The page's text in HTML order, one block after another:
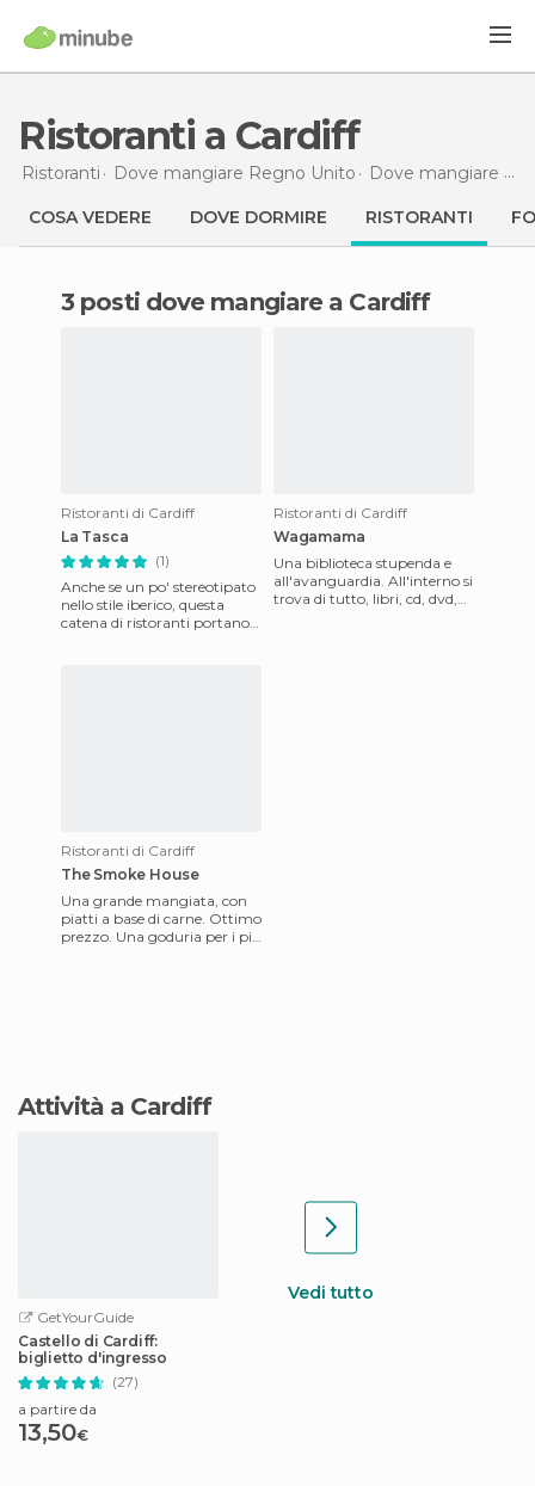
Ristoranti a Cardiff
Ristoranti Dove mangiare Regno Unito Dove mangiare Galles
COSA VEDERE DOVE DORMIRE RISTORANTI
3 posti dove mangiare a Cardiff
Ristoranti di Cardiff
La Tasca
(1)
Anche se un po' stereotipato
nello stile iberico, questa
catena di ristoranti portano
Ristoranti di Cardiff
Wagamama
Una biblioteca stupenda e
all'avanguardia. All'interno si
trova di tutto, libri, cd, dvd,
Ristoranti di Cardiff
The Smoke House
Una grande mangiata, con
piatti a base di carne. Ottimo
prezzo. Una goduria per i più
Attività a Cardiff
GetYourGuide
Castello di Cardiff:
biglietto d'ingresso
(27)
a partire da
13,50€
Vedi tutto